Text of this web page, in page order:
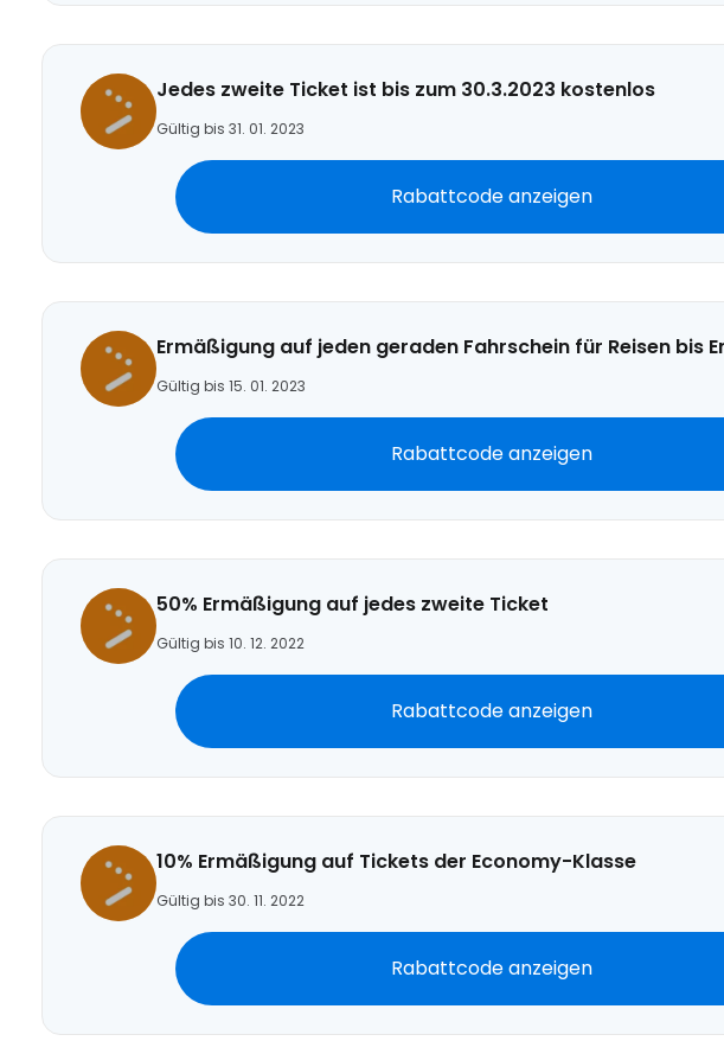
Jedes zweite Ticket ist bis zum 30.3.2023 kostenlos
Gültig bis 31. 01. 2023
Rabattcode anzeigen
Ermäßigung auf jeden geraden Fahrschein für Reisen bis
Gültig bis 15. 01. 2023
Rabattcode anzeigen
50% Ermäßigung auf jedes zweite Ticket
Gültig bis 10. 12. 2022
Rabattcode anzeigen
10% Ermäßigung auf Tickets der Economy-Klasse
Gültig bis 30. 11. 2022
Rabattcode anzeigen